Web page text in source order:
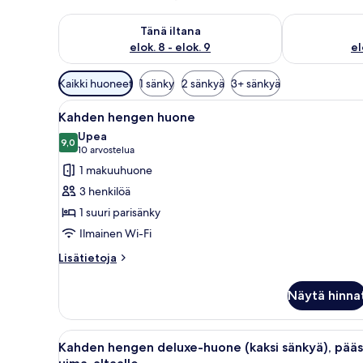
Tänä iltana
elok. 8 - elok. 9
Tarkista tämän illan saatavuus elok. 8 - elok. 9
Tarkista
Huoneille
saatavilla
olevia
suodattimia
Kaikki huoneet 1 sänky 2 sänkyä 3+ sänkyä
Avaa
kaikki
huonetyypin
Kahden
hengen
huone
kuvat
Moderni hotellihuone, jossa
10
Kahden hengen huone
9,09,0 kautta 10
Upea
10 arvostelua
(10
arvostelua)
1 makuuhuone
3 henkilöä
1 suuri parisänky
Ilmainen Wi-Fi
Lisätietoja
Lisätietoja
huone
Näytä
Avaa
kaikki
Hotellihuone, jossa on kaksi
9
Kahden hengen deluxe-huone (kaksi sänkyä),